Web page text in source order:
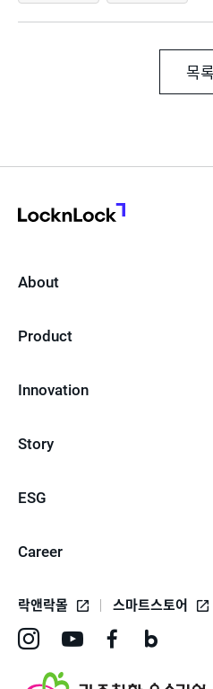
목록
About
Product
Innovation
Story
ESG
Career
락앤락몰 스마트스토어
스